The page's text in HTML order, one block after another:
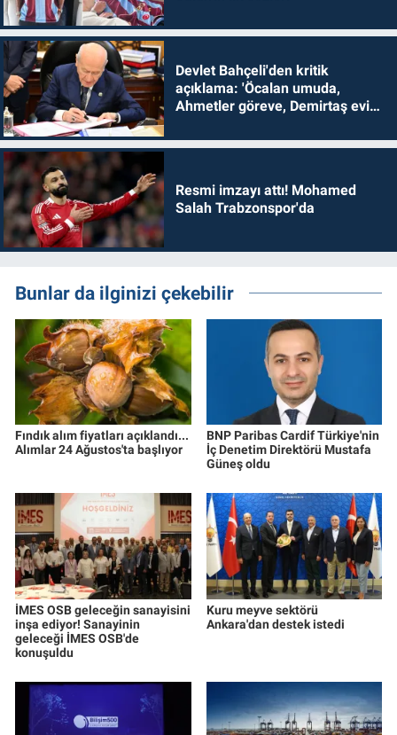
Devlet Bahçeli'den kritik
açıklama: 'Öcalan umuda,
Ahmetler göreve, Demirtaş evine
Resmi imzayı attı! Mohamed
Salah Trabzonspor'da
Bunlar da ilginizi çekebilir
Fındık alım fiyatları açıklandı...
Alımlar 24 Ağustos'ta başlıyor
BNP Paribas Cardif Türkiye'nin
İç Denetim Direktörü Mustafa
Güneş oldu
İMES OSB geleceğin sanayisini
inşa ediyor! Sanayinin
geleceği İMES OSB'de
konuşuldu
Kuru meyve sektörü
Ankara'dan destek istedi